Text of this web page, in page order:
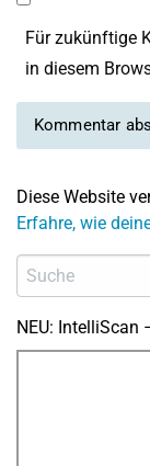
Für zukünftige
in diesem
Diese Website
Erfahre, wie
NEU: IntelliScan